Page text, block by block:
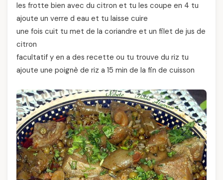
les frotte bien avec du citron et tu les coupe en 4 tu
ajoute un verre d eau et tu laisse cuire
une fois cuit tu met de la coriandre et un filet de jus de
citron
facultatif y en a des recette ou tu trouve du riz tu
ajoute une poignè de riz a 15 min de la fin de cuisson